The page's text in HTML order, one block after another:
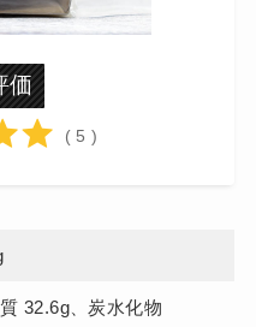
価
( 5 )
32.6g、炭水化物